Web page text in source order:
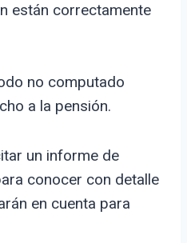
están correctamente
no computado
a la pensión.
un informe de
conocer con detalle
en cuenta para